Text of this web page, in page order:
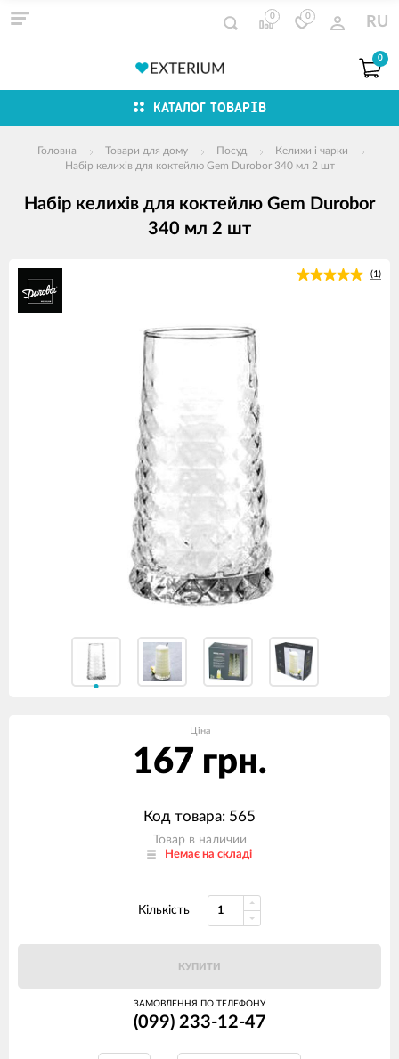
0 0 RU
0
КАТАЛОГ ТОВАРІВ
Головна Товари для дому Посуд
Келихи і чарки
Набір келихів для коктейлю Gem Durobor 340 мл 2 шт
Набір келихів для коктейлю Gem Durobor
340 мл 2 шт
продуктів
(1)
Ціна
167 грн.
Код товара: 565
Товар в наличии
Немає на складі
Кількість
КУПИТИ
ЗАМОВЛЕННЯ ПО ТЕЛЕФОНУ
(099) 233-12-47